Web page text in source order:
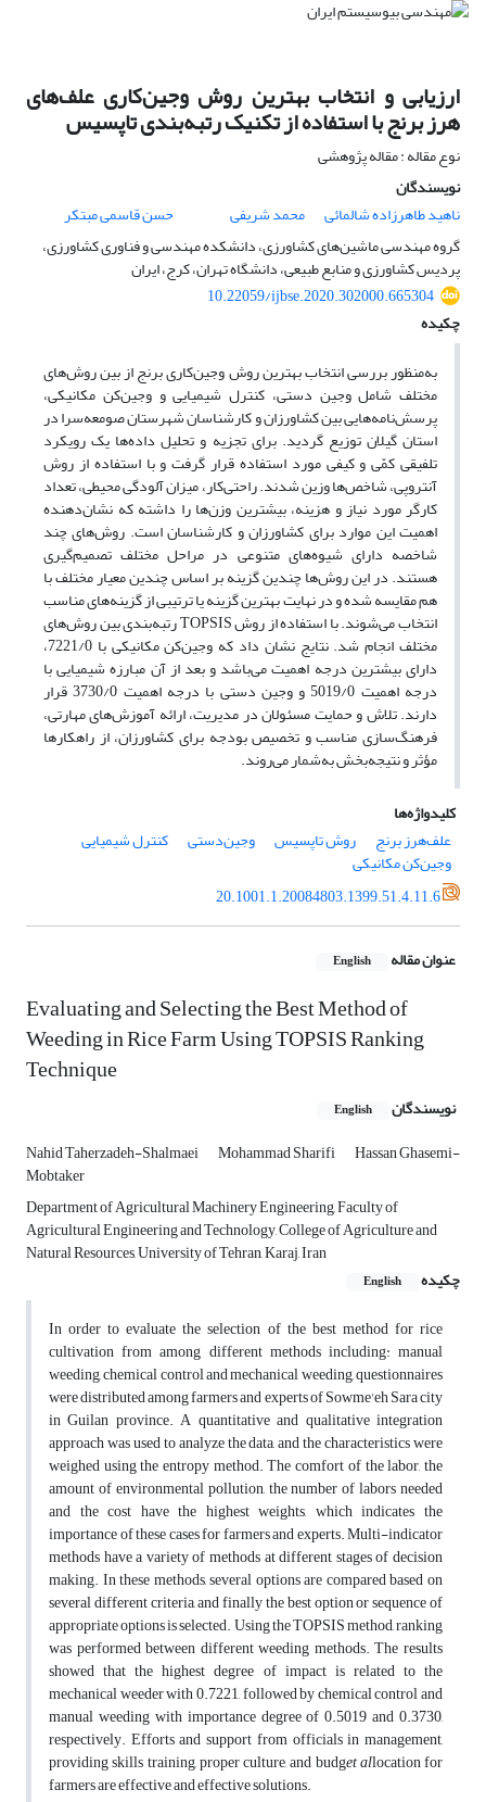
ارزیابی و انتخاب بهترین روش وجین‌کاری علف‌های
هرز برنج با استفاده از تکنیک رتبه‌بندی تاپسیس
نوع مقاله : مقاله پژوهشی
نویسندگان
ناهید طاهرزاده شالمائی
محمد شریفی
حسن قاسمی مبتکر
گروه مهندسی ماشین‌های کشاورزی، دانشکده مهندسی و فناوری کشاورزی،
پردیس کشاورزی و منابع طبیعی، دانشگاه تهران، کرج، ایران
10.22059/ijbse.2020.302000.665304
چکیده
به‌منظور بررسی انتخاب بهترین روش وجین‌کاری برنج از بین روش‌های
مختلف شامل وجین دستی، کنترل شیمیایی و وجین‌کن مکانیکی،
پرسش‌نامه‌‌هایی بین کشاورزان و کارشناسان شهرستان صومعه‌سرا در
استان گیلان توزیع گردید. برای تجزیه و تحلیل داده‌ها یک رویکرد
تلفیقی کمّی و کیفی مورد استفاده قرار گرفت و با استفاده از روش
آنتروپی، شاخص‌ها وزین شدند. راحتی‌کار، میزان آلودگی محیطی، تعداد
کارگر مورد نیاز و هزینه، بیشترین وزن‌ها را داشته که نشان‌دهنده
اهمیت این موارد برای کشاورزان و کارشناسان است. روش‌های چند
شاخصه دارای شیوه‌های متنوعی در مراحل مختلف تصمیم‌گیری
هستند. در این روش‌ها چندین گزینه بر اساس چندین معیار مختلف با
هم مقایسه شده و در نهایت بهترین گزینه یا ترتیبی از گزینه‌های مناسب
انتخاب می‌شوند. با استفاده از روش TOPSIS رتبه‌بندی بین روش‌های
مختلف انجام شد. نتایج نشان داد که وجین‌کن مکانیکی با 7221/0،
دارای بیشترین درجه اهمیت می‌باشد و بعد از آن مبارزه شیمیایی با
درجه اهمیت 5019/0 و وجین دستی با درجه اهمیت 3730/0 قرار
دارند. تلاش و حمایت مسئولان در مدیریت، ارائه آموزش‌های مهارتی،
فرهنگ‌سازی مناسب و تخصیص بودجه برای کشاورزان، از راهکارها
مؤثر و نتیجه‌بخش به‌شمار می‌روند.
کلیدواژه‌ها
علف‌هرز برنج
روش تاپسیس وجین‌دستی کنترل شیمیایی
وجین‌کن مکانیکی
20.1001.1.20084803.1399.51.4.11.6
عنوان مقاله English
Evaluating and Selecting the Best Method of
Weeding in Rice Farm Using TOPSIS Ranking
Technique
نویسندگان English
Nahid Taherzadeh-Shalmaei Mohammad Sharifi Hassan Ghasemi-
Mobtaker
Department of Agricultural Machinery Engineering, Faculty of
Agricultural Engineering and Technology, College of Agriculture and
Natural Resources, University of Tehran, Karaj, Iran
چکیده
English
In order to evaluate the selection of the best method for rice
cultivation from among different methods including: manual
weeding, chemical control and mechanical weeding, questionnaires
were distributed among farmers and experts of Sowme'eh Sara city
in Guilan province. A quantitative and qualitative integration
approach was used to analyze the data, and the characteristics were
weighed using the entropy method. The comfort of the labor, the
amount of environmental pollution, the number of labors needed
and the cost have the highest weights, which indicates the
importance of these cases for farmers and experts. Multi-indicator
methods have a variety of methods at different stages of decision
making. In these methods, several options are compared based on
several different criteria, and finally the best option or sequence of
appropriate options is selected. Using the TOPSIS method, ranking
was performed between different weeding methods. The results
showed that the highest degree of impact is related to the
mechanical weeder with 0.7221, followed by chemical control and
manual weeding with importance degree of 0.5019 and 0.3730,
respectively. Efforts and support from officials in management,
providing skills training, proper culture, and budget allocation for
farmers are effective and effective solutions.